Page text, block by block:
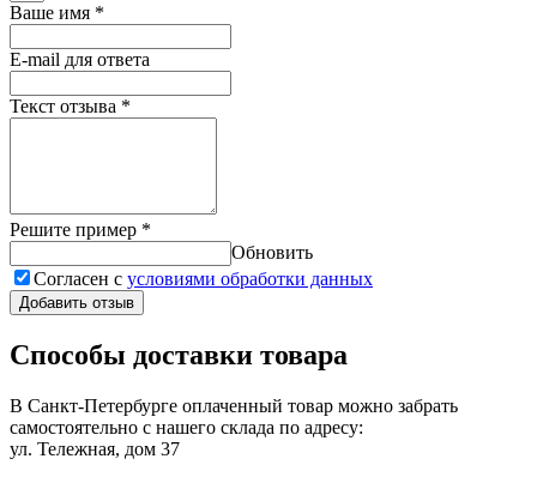
Ваше имя *
E-mail для ответа
Текст отзыва *
Решите пример *
Обновить
Согласен с условиями обработки данных
Добавить отзыв
Способы доставки товара
В Санкт-Петербурге оплаченный товар можно забрать
самостоятельно с нашего склада по адресу:
ул. Тележная, дом 37